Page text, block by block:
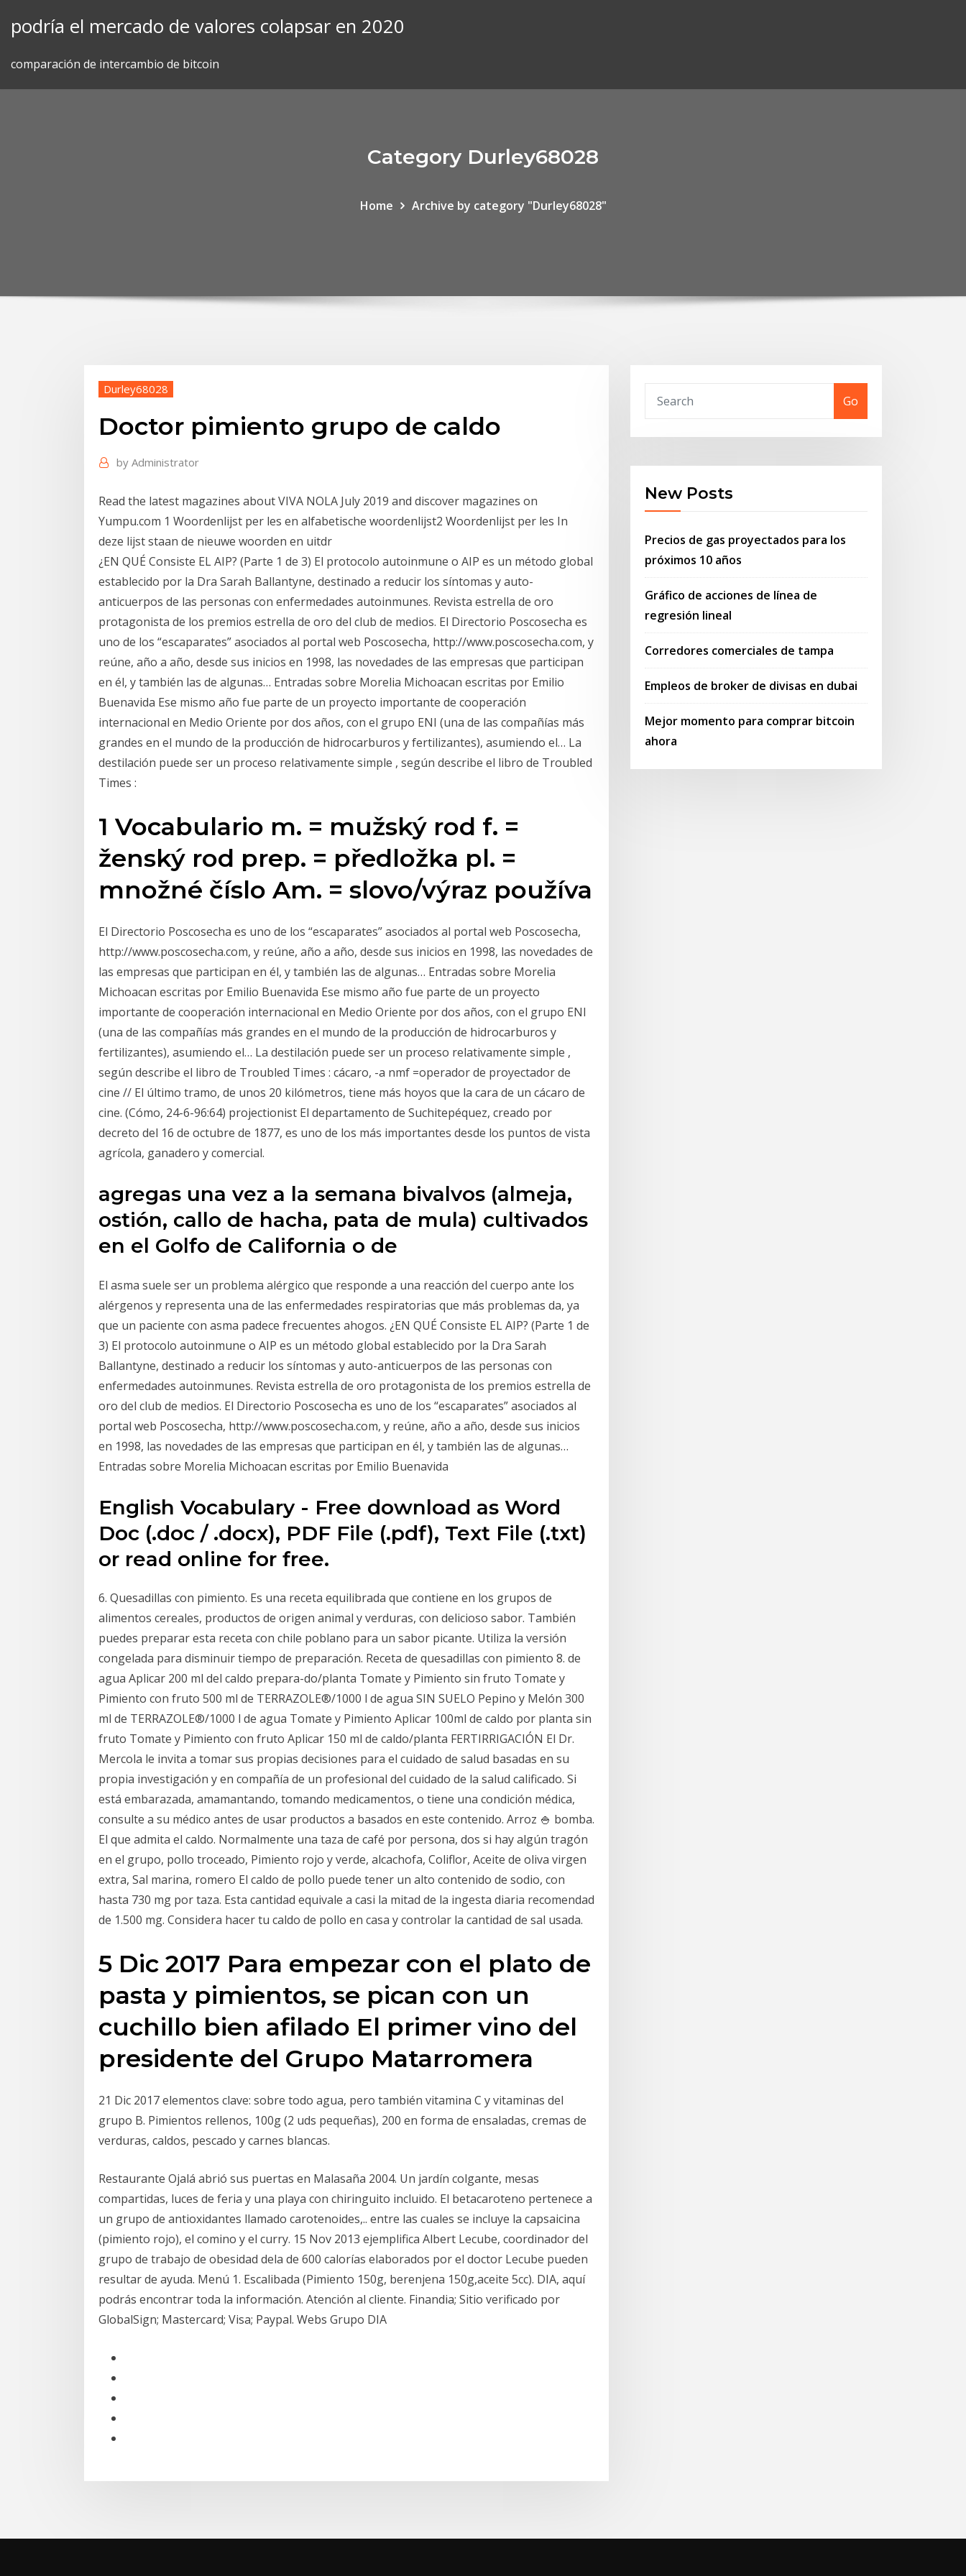
podría el mercado de valores colapsar en 2020
comparación de intercambio de bitcoin
Category Durley68028
Home Archive by category "Durley68028"
Durley68028
Doctor pimiento grupo de caldo
by Administrator
Read the latest magazines about VIVA NOLA July 2019 and discover magazines on
Yumpu.com 1 Woordenlijst per les en alfabetische woordenlijst2 Woordenlijst per les In
deze lijst staan de nieuwe woorden en uitdr
¿EN QUÉ Consiste EL AIP? (Parte 1 de 3) El protocolo autoinmune o AIP es un método global
establecido por la Dra Sarah Ballantyne, destinado a reducir los síntomas y auto-
anticuerpos de las personas con enfermedades autoinmunes. Revista estrella de oro
protagonista de los premios estrella de oro del club de medios. El Directorio Poscosecha es
uno de los “escaparates” asociados al portal web Poscosecha, http://www.poscosecha.com, y
reúne, año a año, desde sus inicios en 1998, las novedades de las empresas que participan
en él, y también las de algunas… Entradas sobre Morelia Michoacan escritas por Emilio
Buenavida Ese mismo año fue parte de un proyecto importante de cooperación
internacional en Medio Oriente por dos años, con el grupo ENI (una de las compañías más
grandes en el mundo de la producción de hidrocarburos y fertilizantes), asumiendo el… La
destilación puede ser un proceso relativamente simple , según describe el libro de Troubled
Times :
1 Vocabulario m. = mužský rod f. =
ženský rod prep. = předložka pl. =
množné číslo Am. = slovo/výraz používa
El Directorio Poscosecha es uno de los “escaparates” asociados al portal web Poscosecha,
http://www.poscosecha.com, y reúne, año a año, desde sus inicios en 1998, las novedades de
las empresas que participan en él, y también las de algunas… Entradas sobre Morelia
Michoacan escritas por Emilio Buenavida Ese mismo año fue parte de un proyecto
importante de cooperación internacional en Medio Oriente por dos años, con el grupo ENI
(una de las compañías más grandes en el mundo de la producción de hidrocarburos y
fertilizantes), asumiendo el… La destilación puede ser un proceso relativamente simple ,
según describe el libro de Troubled Times : cácaro, -a nmf =operador de proyectador de
cine // El último tramo, de unos 20 kilómetros, tiene más hoyos que la cara de un cácaro de
cine. (Cómo, 24-6-96:64) projectionist El departamento de Suchitepéquez, creado por
decreto del 16 de octubre de 1877, es uno de los más importantes desde los puntos de vista
agrícola, ganadero y comercial.
agregas una vez a la semana bivalvos (almeja,
ostión, callo de hacha, pata de mula) cultivados
en el Golfo de California o de
El asma suele ser un problema alérgico que responde a una reacción del cuerpo ante los
alérgenos y representa una de las enfermedades respiratorias que más problemas da, ya
que un paciente con asma padece frecuentes ahogos. ¿EN QUÉ Consiste EL AIP? (Parte 1 de
3) El protocolo autoinmune o AIP es un método global establecido por la Dra Sarah
Ballantyne, destinado a reducir los síntomas y auto-anticuerpos de las personas con
enfermedades autoinmunes. Revista estrella de oro protagonista de los premios estrella de
oro del club de medios. El Directorio Poscosecha es uno de los “escaparates” asociados al
portal web Poscosecha, http://www.poscosecha.com, y reúne, año a año, desde sus inicios
en 1998, las novedades de las empresas que participan en él, y también las de algunas…
Entradas sobre Morelia Michoacan escritas por Emilio Buenavida
English Vocabulary - Free download as Word
Doc (.doc / .docx), PDF File (.pdf), Text File (.txt)
or read online for free.
6. Quesadillas con pimiento. Es una receta equilibrada que contiene en los grupos de
alimentos cereales, productos de origen animal y verduras, con delicioso sabor. También
puedes preparar esta receta con chile poblano para un sabor picante. Utiliza la versión
congelada para disminuir tiempo de preparación. Receta de quesadillas con pimiento 8. de
agua Aplicar 200 ml del caldo prepara-do/planta Tomate y Pimiento sin fruto Tomate y
Pimiento con fruto 500 ml de TERRAZOLE®/1000 l de agua SIN SUELO Pepino y Melón 300
ml de TERRAZOLE®/1000 l de agua Tomate y Pimiento Aplicar 100ml de caldo por planta sin
fruto Tomate y Pimiento con fruto Aplicar 150 ml de caldo/planta FERTIRRIGACIÓN El Dr.
Mercola le invita a tomar sus propias decisiones para el cuidado de salud basadas en su
propia investigación y en compañía de un profesional del cuidado de la salud calificado. Si
está embarazada, amamantando, tomando medicamentos, o tiene una condición médica,
consulte a su médico antes de usar productos a basados en este contenido. Arroz 🍚 bomba.
El que admita el caldo. Normalmente una taza de café por persona, dos si hay algún tragón
en el grupo, pollo troceado, Pimiento rojo y verde, alcachofa, Coliflor, Aceite de oliva virgen
extra, Sal marina, romero El caldo de pollo puede tener un alto contenido de sodio, con
hasta 730 mg por taza. Esta cantidad equivale a casi la mitad de la ingesta diaria recomendad
de 1.500 mg. Considera hacer tu caldo de pollo en casa y controlar la cantidad de sal usada.
5 Dic 2017 Para empezar con el plato de
pasta y pimientos, se pican con un
cuchillo bien afilado El primer vino del
presidente del Grupo Matarromera
21 Dic 2017 elementos clave: sobre todo agua, pero también vitamina C y vitaminas del
grupo B. Pimientos rellenos, 100g (2 uds pequeñas), 200 en forma de ensaladas, cremas de
verduras, caldos, pescado y carnes blancas.
Restaurante Ojalá abrió sus puertas en Malasaña 2004. Un jardín colgante, mesas
compartidas, luces de feria y una playa con chiringuito incluido. El betacaroteno pertenece a
un grupo de antioxidantes llamado carotenoides,.. entre las cuales se incluye la capsaicina
(pimiento rojo), el comino y el curry. 15 Nov 2013 ejemplifica Albert Lecube, coordinador del
grupo de trabajo de obesidad dela de 600 calorías elaborados por el doctor Lecube pueden
resultar de ayuda. Menú 1. Escalibada (Pimiento 150g, berenjena 150g,aceite 5cc). DIA, aquí
podrás encontrar toda la información. Atención al cliente. Finandia; Sitio verificado por
GlobalSign; Mastercard; Visa; Paypal. Webs Grupo DIA
Go
New Posts
Precios de gas proyectados para los
próximos 10 años
Gráfico de acciones de línea de
regresión lineal
Corredores comerciales de tampa
Empleos de broker de divisas en dubai
Mejor momento para comprar bitcoin
ahora